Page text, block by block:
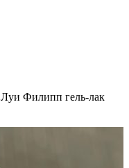
Луи Филипп гель-лак